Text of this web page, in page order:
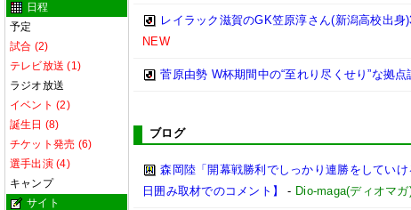
日程
予定
試合 (2)
テレビ放送 (1)
ラジオ放送
イベント (2)
誕生日 (8)
チケット発売 (6)
選手出演 (4)
キャンプ
サイト
レイラック滋賀のGK笠原淳さん(新潟高校出
NEW
菅原由勢 W杯期間中の“至れり尽くせり”な拠
ブログ
森岡陸「開幕戦勝利でしっかり連勝をしてい
日囲み取材でのコメント】
- Dio-maga(ディオマガ